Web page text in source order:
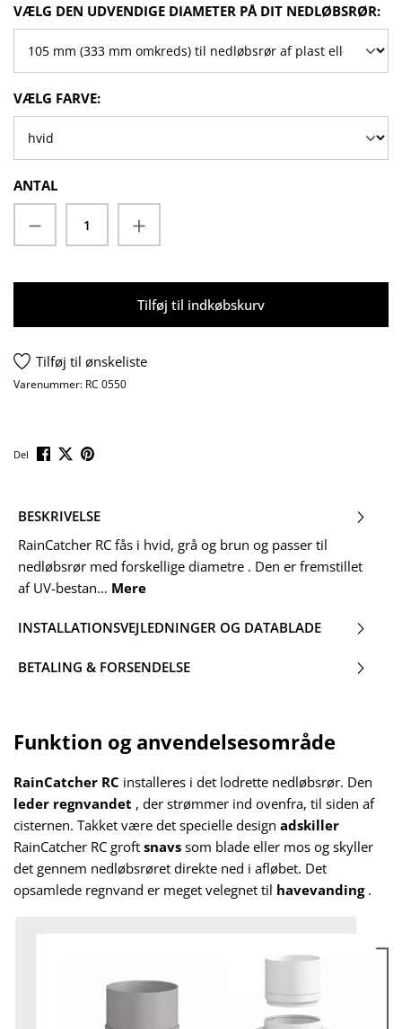
VÆLG
VÆLG DEN UDVENDIGE DIAMETER PÅ DIT NEDLØBSRØR:
VÆLG
VÆLG FARVE:
ANTAL
Produktmængde: Indtast det ønskede
Tilføj til indkøbskurv
Tilføj til ønskeliste
Varenummer: RC 0550
Del
BESKRIVELSE
RainCatcher RC fås i hvid, grå og brun og passer til
nedløbsrør med forskellige diametre . Den er fremstillet
af UV-bestan… Mere
INSTALLATIONSVEJLEDNINGER OG DATABLADE
BETALING & FORSENDELSE
Funktion og anvendelsesområde
RainCatcher RC installeres i det lodrette nedløbsrør. Den
leder regnvandet , der strømmer ind ovenfra, til siden af
cisternen. Takket være det specielle design adskiller
RainCatcher RC groft snavs som blade eller mos og skyller
det gennem nedløbsrøret direkte ned i afløbet. Det
opsamlede regnvand er meget velegnet til havevanding .